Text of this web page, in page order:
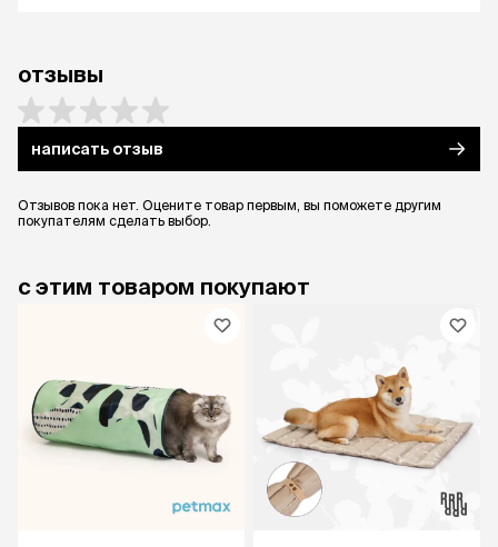
отзывы
написать отзыв
Отзывов пока нет. Оцените товар первым, вы поможете другим
покупателям сделать выбор.
с этим товаром покупают